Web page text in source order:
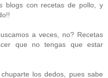
blogs con recetas de pollo, y
a veces, no? Recetas
que no tengas que estar
los dedos, pues sabe